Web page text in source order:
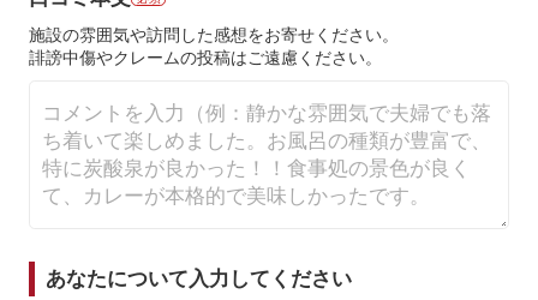
施設の雰囲気や訪問した感想をお寄せください。
誹謗中傷やクレームの投稿はご遠慮ください。
あなたについて入力してください